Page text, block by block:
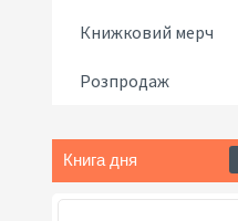
Книжковий мерч
Розпродаж
Книга дня